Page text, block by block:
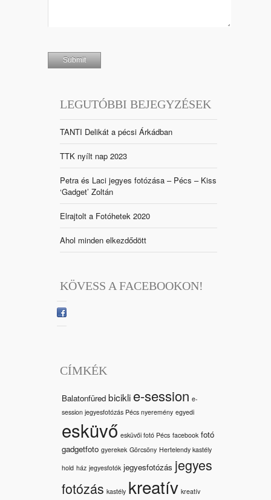
LEGUTÓBBI BEJEGYZÉSEK
TANTI Delikát a pécsi Árkádban
TTK nyílt nap 2023
Petra és Laci jegyes fotózása – Pécs – Kiss
‘Gadget’ Zoltán
Elrajtolt a Fotóhetek 2020
Ahol minden elkezdődött
KÖVESS A FACEBOOKON!
CÍMKÉK
Balatonfüred bicikli e-session e-
session jegyesfotózás Pécs nyeremény egyedi
esküvő esküvői fotó Pécs facebook fotó
gadgetfoto gyerekek Görcsöny Hertelendy kastély
hold ház jegyesfotók jegyesfotózás jegyes
fotózás kastély kreatív kreatív